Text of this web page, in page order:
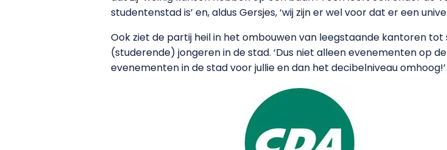
studentenstad is’ en, aldus Gersjes, ‘wij zijn er wel voor dat er een
Ook ziet de partij heil in het ombouwen van leegstaande kantoren
(studerende) jongeren in de stad. ‘Dus niet alleen evenementen op
evenementen in de stad voor jullie en dan het decibelniveau omhoog!’